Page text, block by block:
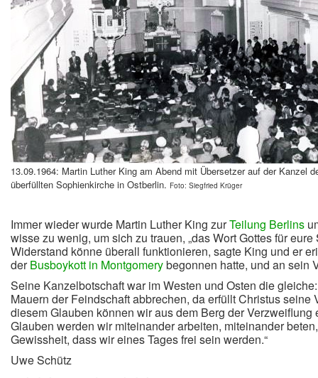
13.09.1964: Martin Luther King am Abend mit Übersetzer auf der Kanzel
überfüllten Sophienkirche in Ostberlin. Foto: Siegfried Krüger
Immer wieder wurde Martin Luther King zurTeilung Berlins
wisse zu wenig, um sich zu trauen, „das Wort Gottes für
Widerstand könne überall funktionieren, sagte King und er
derBusboykott in Montgomerybegonnen hatte, und an sein
Seine Kanzelbotschaft war im Westen und Osten die
Mauern der Feindschaft abbrechen, da erfüllt Christus seine
diesem Glauben können wir aus dem Berg der
Glauben werden wir miteinander arbeiten, miteinander
Gewissheit, dass wir eines Tages frei sein werden.“
Uwe Schütz